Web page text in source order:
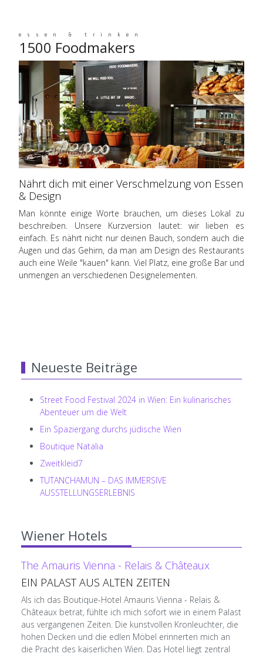
essen & trinken
1500 Foodmakers
Nährt dich mit einer Verschmelzung von Essen
& Design
Man könnte einige Worte brauchen, um dieses Lokal zu
beschreiben. Unsere Kurzversion lautet: wir lieben es
einfach. Es nährt nicht nur deinen Bauch, sondern auch die
Augen und das Gehirn, da man am Design des Restaurants
auch eine Weile "kauen" kann. Viel Platz, eine große Bar und
unmengen an verschiedenen Designelementen.
Neueste Beiträge
Street Food Festival 2024 in Wien: Ein kulinarisches
Abenteuer um die Welt
Ein Spaziergang durchs jüdische Wien
Boutique Natalia
Zweitkleid7
TUTANCHAMUN – DAS IMMERSIVE
AUSSTELLUNGSERLEBNIS
Wiener Hotels
The Amauris Vienna - Relais & Châteaux
EIN PALAST AUS ALTEN ZEITEN
Als ich das Boutique-Hotel Amauris Vienna - Relais &
Châteaux betrat, fühlte ich mich sofort wie in einem Palast
aus vergangenen Zeiten. Die kunstvollen Kronleuchter, die
hohen Decken und die edlen Möbel erinnerten mich an
die Pracht des kaiserlichen Wien. Das Hotel liegt zentral